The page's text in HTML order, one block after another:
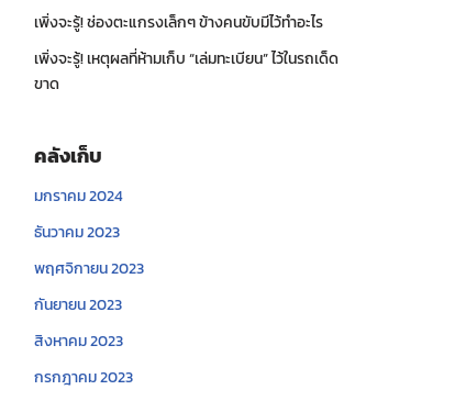
เพิ่งจะรู้! ช่องตะแกรงเล็กๆ ข้างคนขับมีไว้ทำอะไร
เพิ่งจะรู้! เหตุผลที่ห้ามเก็บ “เล่มทะเบียน” ไว้ในรถเด็ด
ขาด
คลังเก็บ
มกราคม 2024
ธันวาคม 2023
พฤศจิกายน 2023
กันยายน 2023
สิงหาคม 2023
กรกฎาคม 2023